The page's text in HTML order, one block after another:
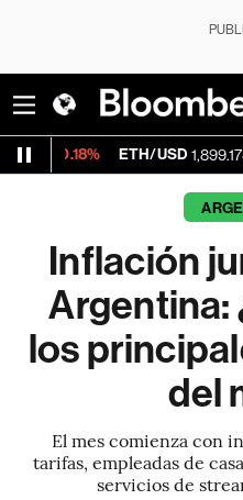
ETH/USD 1,899.178 -0.35%
Inflación
Argentina:
los
del
El mes comienza con
tarifas, empleadas de
servicios de